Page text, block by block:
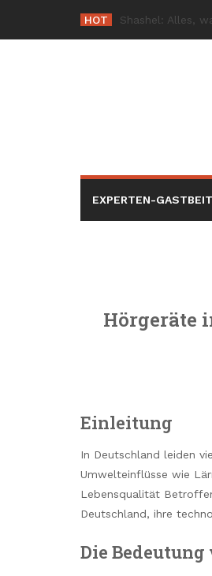
content
HOT -
EXPERTEN-
Hörgeräte
Einleitung
In Deutschland leiden
Umwelteinflüsse wie
Lebensqualität
Deutschland, ihre
Die